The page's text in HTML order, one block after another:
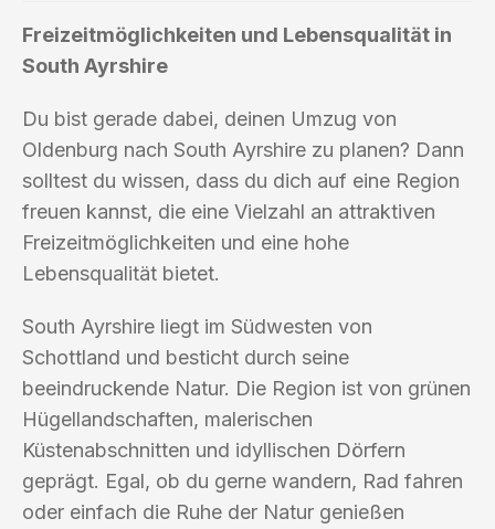
Freizeitmöglichkeiten und Lebensqualität in
South Ayrshire
Du bist gerade dabei, deinen Umzug von
Oldenburg nach South Ayrshire zu planen? Dann
solltest du wissen, dass du dich auf eine Region
freuen kannst, die eine Vielzahl an attraktiven
Freizeitmöglichkeiten und eine hohe
Lebensqualität bietet.
South Ayrshire liegt im Südwesten von
Schottland und besticht durch seine
beeindruckende Natur. Die Region ist von grünen
Hügellandschaften, malerischen
Küstenabschnitten und idyllischen Dörfern
geprägt. Egal, ob du gerne wandern, Rad fahren
oder einfach die Ruhe der Natur genießen